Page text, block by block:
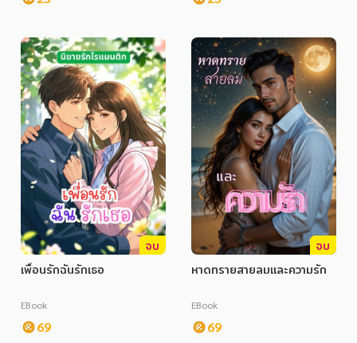
จบ
เพื่อนรักฉันรักเธอ
EBook
69
จบ
หาดทรายสายลมและความรัก
EBook
69